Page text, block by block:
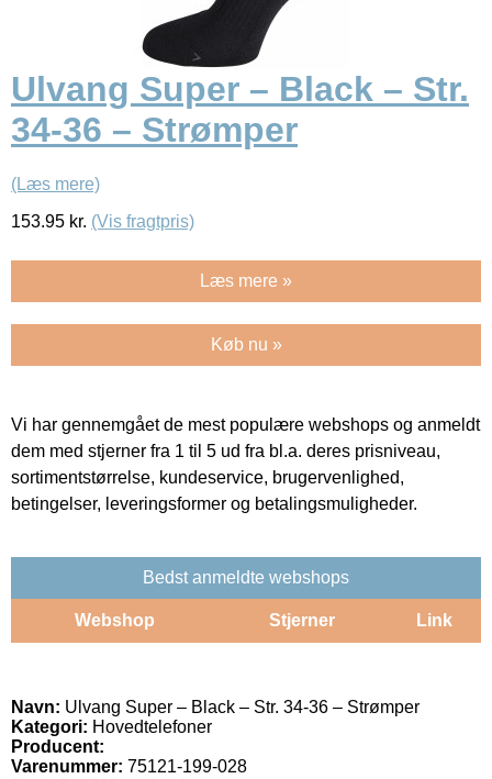
Ulvang Super – Black – Str.
34-36 – Strømper
(Læs mere)
153.95 kr. (Vis fragtpris)
Læs mere »
Køb nu »
Vi har gennemgået de mest populære webshops og anmeldt
dem med stjerner fra 1 til 5 ud fra bl.a. deres prisniveau,
sortimentstørrelse, kundeservice, brugervenlighed,
betingelser, leveringsformer og betalingsmuligheder.
Bedst anmeldte webshops
Webshop Stjerner Link
Navn: Ulvang Super – Black – Str. 34-36 – Strømper
Kategori: Hovedtelefoner
Producent:
Varenummer: 75121-199-028